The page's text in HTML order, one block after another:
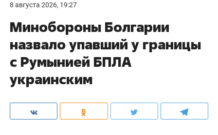
8 августа 2026, 19:27
Минобороны Болгарии
назвало упавший у границы
с Румынией БПЛА
украинским